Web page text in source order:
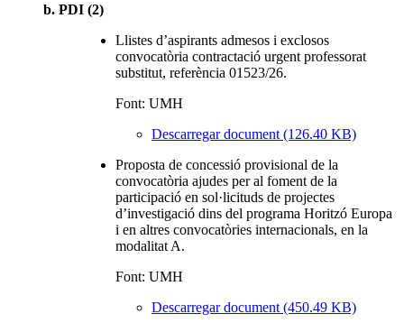
b. PDI (2)
Llistes d’aspirants admesos i exclosos
convocatòria contractació urgent professorat
substitut, referència 01523/26.
Font: UMH
Descarregar document (126.40 KB)
Proposta de concessió provisional de la
convocatòria ajudes per al foment de la
participació en sol·licituds de projectes
d’investigació dins del programa Horitzó Europa
i en altres convocatòries internacionals, en la
modalitat A.
Font: UMH
Descarregar document (450.49 KB)